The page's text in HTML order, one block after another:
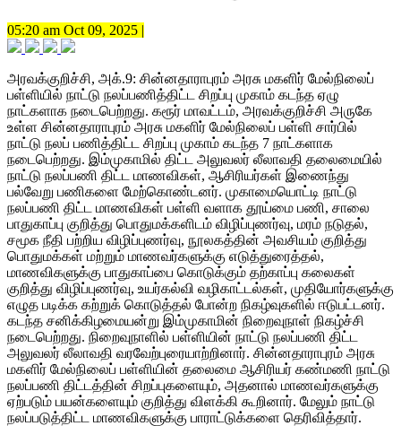
05:20 am Oct 09, 2025 |
அரவக்குறிச்சி, அக்.9: சின்னதாராபுரம் அரசு மகளிர் மேல்நிலைப்
பள்ளியில் நாட்டு நலப்பணித்திட்ட சிறப்பு முகாம் கடந்த ஏழு
நாட்களாக நடைபெற்றது. கரூர் மாவட்டம், அரவக்குறிச்சி அருகே
உள்ள சின்னதாராபுரம் அரசு மகளிர் மேல்நிலைப் பள்ளி சார்பில்
நாட்டு நலப் பணித்திட்ட சிறப்பு முகாம் கடந்த 7 நாட்களாக
நடைபெற்றது. இம்முகாமில் திட்ட அலுவலர் லீலாவதி தலைமையில்
நாட்டு நலப்பணி திட்ட மாணவிகள், ஆசிரியர்கள் இணைந்து
பல்வேறு பணிகளை மேற்கொண்டனர். முகாமையொட்டி நாட்டு
நலப்பணி திட்ட மாணவிகள் பள்ளி வளாக தூய்மை பணி, சாலை
பாதுகாப்பு குறித்து பொதுமக்களிடம் விழிப்புணர்வு, மரம் நடுதல்,
சமூக நீதி பற்றிய விழிப்புணர்வு, நூலகத்தின் அவசியம் குறித்து
பொதுமக்கள் மற்றும் மாணவர்களுக்கு எடுத்துரைத்தல்,
மாணவிகளுக்கு பாதுகாப்பை கொடுக்கும் தற்காப்பு கலைகள்
குறித்து விழிப்புணர்வு, உயர்கல்வி வழிகாட்டல்கள், முதியோர்களுக்கு
எழுத படிக்க கற்றுக் கொடுத்தல் போன்ற நிகழ்வுகளில் ஈடுபட்டனர்.
கடந்த சனிக்கிழமையன்று இம்முகாமின் நிறைவுநாள் நிகழ்ச்சி
நடைபெற்றது. நிறைவுநாளில் பள்ளியின் நாட்டு நலப்பணி திட்ட
அலுவலர் லீலாவதி வரவேற்புரையாற்றினார். சின்னதாராபுரம் அரசு
மகளிர் மேல்நிலைப் பள்ளியின் தலைமை ஆசிரியர் கண்மணி நாட்டு
நலப்பணி திட்டத்தின் சிறப்புகளையும், அதனால் மாணவர்களுக்கு
ஏற்படும் பயன்களையும் குறித்து விளக்கி கூறினார். மேலும் நாட்டு
நலப்படுத்திட்ட மாணவிகளுக்கு பாராட்டுக்களை தெரிவித்தார்.